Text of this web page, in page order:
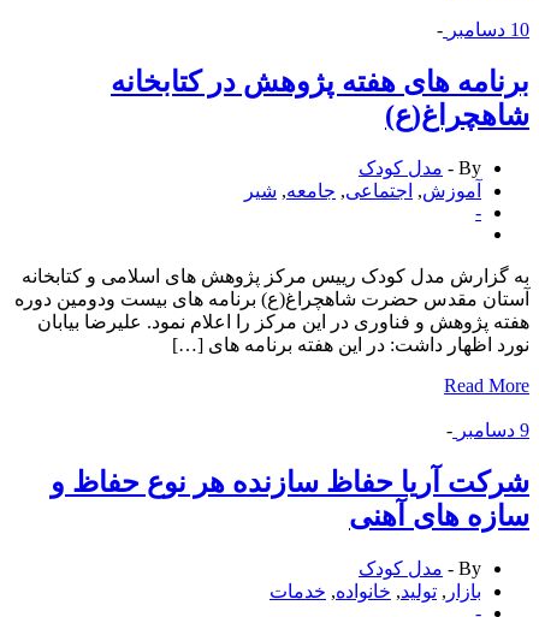
-
های هفته پژوهش در کتابخانه
By -
مدل کودک
آموزش, اجتماعی,جامعه,شیر
مدل کودک رییس مرکز پژوهش های اسلامی و کتابخانه
مقدس حضرت شاهچراغ(ع) برنامه های بیست ودومین دوره
پژوهش و فناوری در این مرکز را اعلام نمود. علیرضا بیابان
اظهار داشت: در این هفته برنامه های […]
Read
-
آریا حفاظ سازنده هر نوع حفاظ و
های آهنی
By -
مدل کودک
بازار
,تولید ,خانواده,خدمات